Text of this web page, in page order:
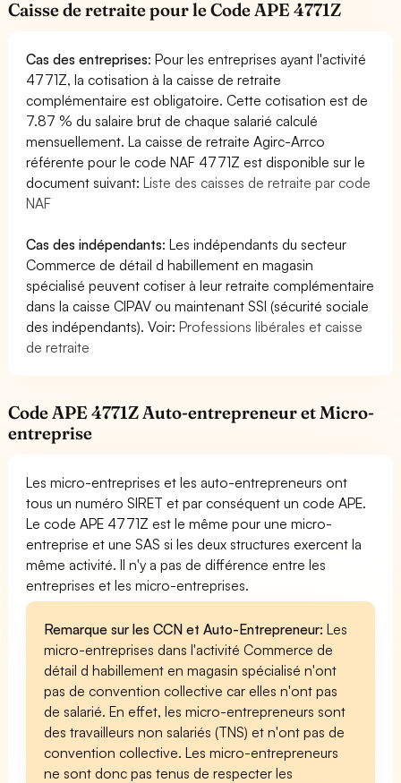
Caisse de retraite pour le Code APE 4771Z
Cas des entreprises: Pour les entreprises ayant l'activité
4771Z, la cotisation à la caisse de retraite
complémentaire est obligatoire. Cette cotisation est de
7.87 % du salaire brut de chaque salarié calculé
mensuellement. La caisse de retraite Agirc-Arrco
référente pour le code NAF 4771Z est disponible sur le
document suivant:Liste des caisses de retraite par code
NAF
Cas des indépendants: Les indépendants du secteur
Commerce de détail d habillement en magasin
spécialisé peuvent cotiser à leur retraite complémentaire
dans la caisse CIPAV ou maintenant SSI (sécurité sociale
des indépendants). Voir:Professions libérales et caisse
de retraite
Code APE 4771Z Auto-entrepreneur et Micro-
entreprise
Les micro-entreprises et les auto-entrepreneurs ont
tous un numéro SIRET et par conséquent un code APE.
Le code APE 4771Z est le même pour une micro-
entreprise et une SAS si les deux structures exercent la
même activité. Il n'y a pas de différence entre les
entreprises et les micro-entreprises.
Remarque sur les CCN et Auto-Entrepreneur: Les
micro-entreprises dans l'activité Commerce de
détail d habillement en magasin spécialisé n'ont
pas de convention collective car elles n'ont pas
de salarié. En effet, les micro-entrepreneurs sont
des travailleurs non salariés (TNS) et n'ont pas de
convention collective. Les micro-entrepreneurs
ne sont donc pas tenus de respecter les